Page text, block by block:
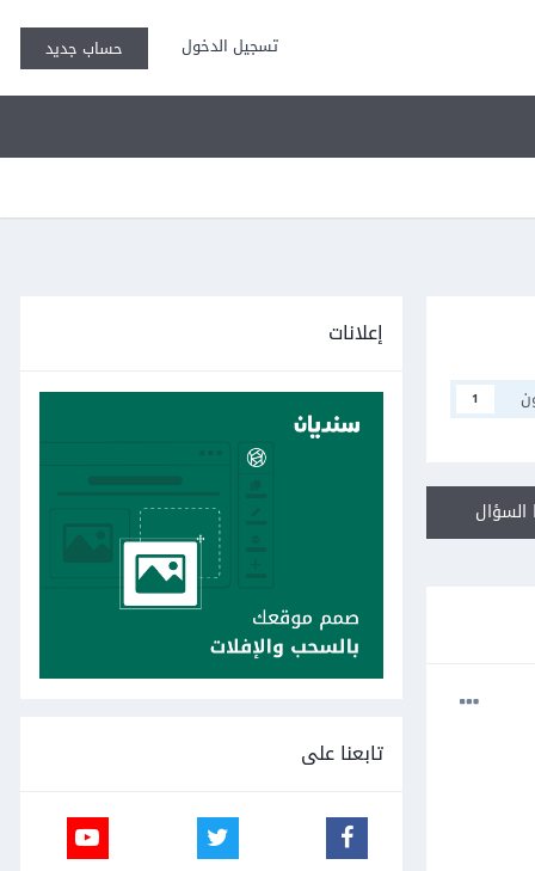
تسجيل الدخول حساب جديد
1
إعلانات
تابعنا على